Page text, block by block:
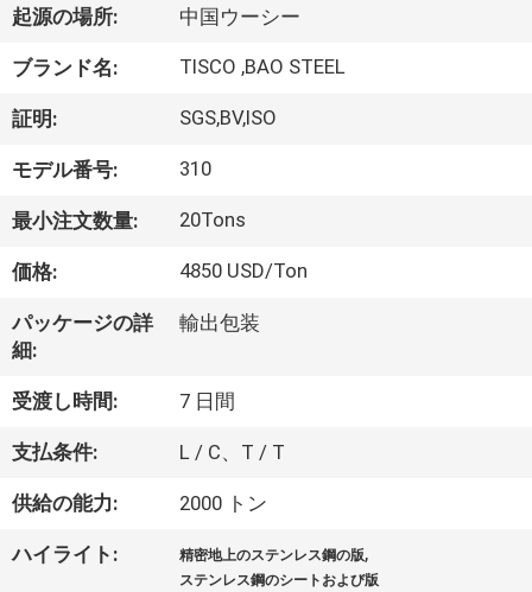
ダ
ク
ト
私
に
つ
い
て
工
場
起源の場所: 中国ウーシー
ブランド名: TISCO ,BAO STEEL
証明: SGS,BV,ISO
モデル番号: 310
最小注文数量: 20Tons
価格: 4850 USD/Ton
パッケージの詳
細:
輸出包装
受渡し時間: 7 日間
支払条件: L / C、T / T
供給の能力: 2000 トン
ハイライト: 精密地上のステンレス鋼の版,
ステンレス鋼のシートおよび版